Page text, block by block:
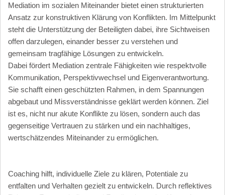
Mediation im sozialen Miteinander bietet einen strukturierten
Ansatz zur konstruktiven Klärung von Konflikten. Im Mittelpunkt
steht die Unterstützung der Beteiligten dabei, ihre Sichtweisen
offen darzulegen, einander besser zu verstehen und
gemeinsam tragfähige Lösungen zu entwickeln.
Dabei fördert Mediation zentrale Fähigkeiten wie respektvolle
Kommunikation, Perspektivwechsel und Eigenverantwortung.
Sie schafft einen geschützten Rahmen, in dem Spannungen
abgebaut und Missverständnisse geklärt werden können. Ziel
ist es, nicht nur akute Konflikte zu lösen, sondern auch das
gegenseitige Vertrauen zu stärken und ein nachhaltiges,
wertschätzendes Miteinander zu ermöglichen.
Coaching hilft, individuelle Ziele zu klären, Potentiale zu
entfalten und Verhalten gezielt zu entwickeln. Durch reflektives